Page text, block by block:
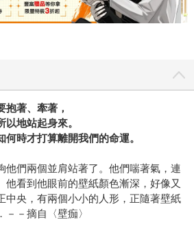
抱著、牽著，
地站起身來。
時才打算離開我們的命運。
他們兩個並肩站著了。他們喘著氣，連
他看到他眼前的壁紙顏色漸深，好像又
中央，有兩個小小的人形，正隨著壁紙
－摘自〈壁痂〉